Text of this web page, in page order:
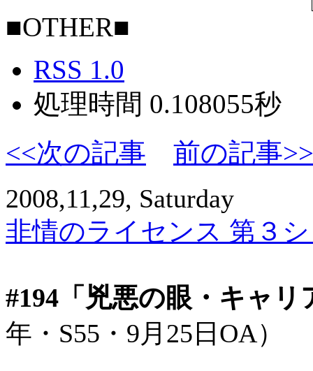
■OTHER■
RSS 1.0
処理時間 0.108055秒
<<次の記事
前の記事>>
2008,11,29, Saturday
非情のライセンス 第３
#194「兇悪の眼・キャ
年・S55・9月25日OA）